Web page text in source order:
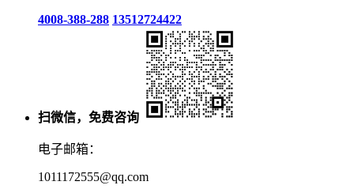
4008-388-288 13512724422
扫微信，免费咨询
电子邮箱：
1011172555@qq.com